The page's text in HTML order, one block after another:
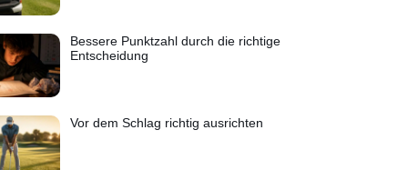
Bessere Punktzahl durch die richtige
Entscheidung
Vor dem Schlag richtig ausrichten